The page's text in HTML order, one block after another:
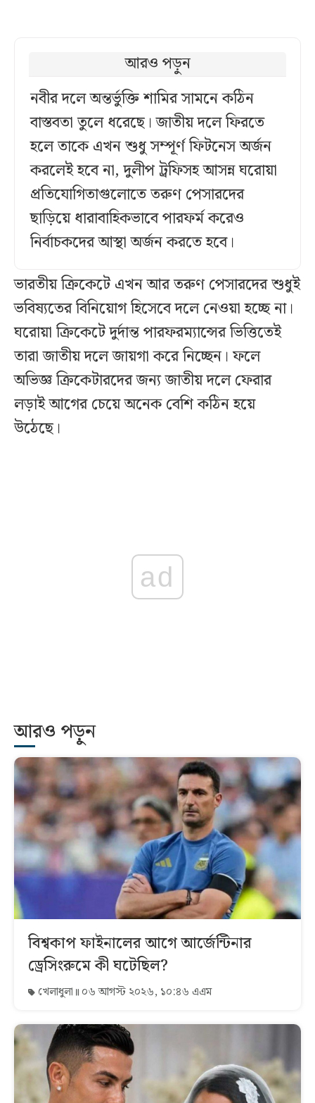
আরও পড়ুন
নবীর দলে অন্তর্ভুক্তি শামির সামনে কঠিন
বাস্তবতা তুলে ধরেছে। জাতীয় দলে ফিরতে
হলে তাকে এখন শুধু সম্পূর্ণ ফিটনেস অর্জন
করলেই হবে না, দুলীপ ট্রফিসহ আসন্ন ঘরোয়া
প্রতিযোগিতাগুলোতে তরুণ পেসারদের
ছাড়িয়ে ধারাবাহিকভাবে পারফর্ম করেও
নির্বাচকদের আস্থা অর্জন করতে হবে।
ভারতীয় ক্রিকেটে এখন আর তরুণ পেসারদের শুধুই
ভবিষ্যতের বিনিয়োগ হিসেবে দলে নেওয়া হচ্ছে না।
ঘরোয়া ক্রিকেটে দুর্দান্ত পারফরম্যান্সের ভিত্তিতেই
তারা জাতীয় দলে জায়গা করে নিচ্ছেন। ফলে
অভিজ্ঞ ক্রিকেটারদের জন্য জাতীয় দলে ফেরার
লড়াই আগের চেয়ে অনেক বেশি কঠিন হয়ে
উঠেছে।
ad
আরও পড়ুন
বিশ্বকাপ ফাইনালের আগে আর্জেন্টিনার
ড্রেসিংরুমে কী ঘটেছিল?
খেলাধুলা ০৬ আগস্ট ২০২৬, ১০:৪৬ এএম